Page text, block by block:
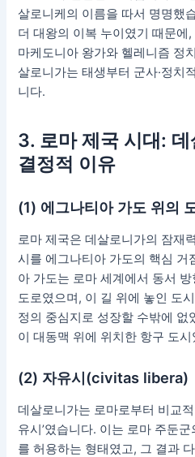
살로니케의 이름을 따서 명명했
더 대왕의 이복 누이였기 때문에
마케도니아 왕가와 헬레니즘 정
살로니가는 태생부터 군사·정치
니다.
3. 로마 제국 시대:
결정적 이유
(1) 에그나티아 가도 위의
로마 제국은 데살로니가의 잠재
시를 에그나티아 가도의 핵심 거
아 가도는 로마 세계에서 동서
도로였으며, 이 길 위에 놓인 도
정의 중심지로 성장할 수밖에 없
이 대동맥 위에 위치한 항구 도시
(2) 자유시(civitas libera)
데살로니가는 로마로부터 비교
유시’였습니다. 이는 로마 주둔
를 허용하는 형태였고, 그 결과